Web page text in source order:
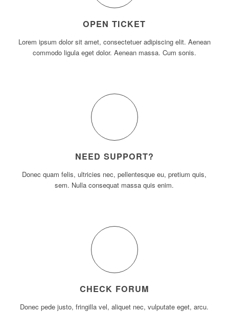
OPEN TICKET
Lorem ipsum dolor sit amet, consectetuer adipiscing elit. Aenean
commodo ligula eget dolor. Aenean massa. Cum sonis.
NEED SUPPORT?
Donec quam felis, ultricies nec, pellentesque eu, pretium quis,
sem. Nulla consequat massa quis enim.
CHECK FORUM
Donec pede justo, fringilla vel, aliquet nec, vulputate eget, arcu.